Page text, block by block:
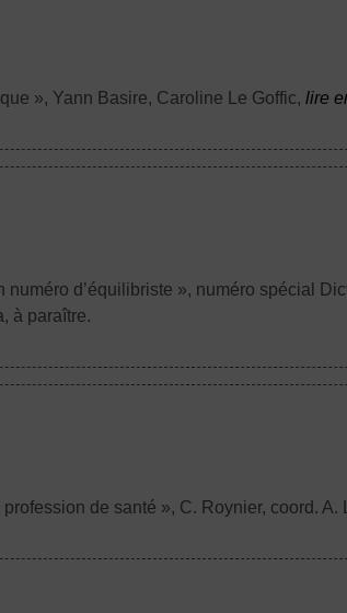
», Yann Basire, Caroline Le Goffic,lire
d’équilibriste », numéro spécial
à paraître.
profession de santé », C. Roynier, coord.